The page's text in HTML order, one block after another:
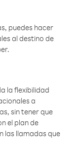
puedes hacer
al destino de
la flexibilidad
a
sin tener que
el plan de
las llamadas que